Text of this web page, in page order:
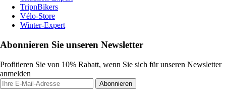
TripnBikers
Vélo-Store
Winter-Expert
Abonnieren Sie unseren Newsletter
Profitieren Sie von 10% Rabatt, wenn Sie sich für unseren Newsletter
anmelden
Abonnieren